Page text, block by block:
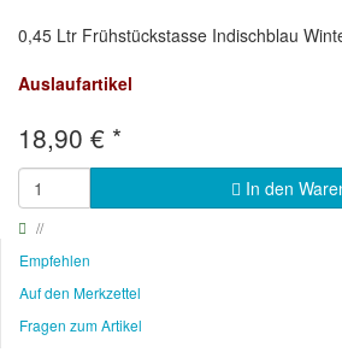
0,45 Ltr Frühstückstasse Indischblau
Auslaufartikel
18,90 € *
In den
Empfehlen
Auf den Merkzettel
Fragen zum Artikel